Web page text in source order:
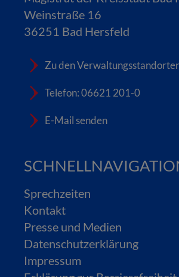
Weinstraße 16
36251 Bad Hersfeld
Zu den
Telefon: 06621 201-0
E-Mail senden
Sprechzeiten
Kontakt
Presse und Medien
Datenschutzerklärung
Impressum